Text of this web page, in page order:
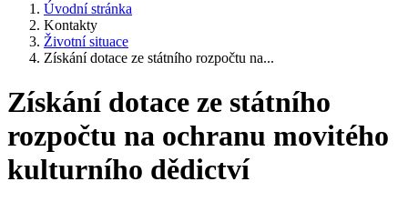
Úvodní stránka
Kontakty
Životní situace
Získání dotace ze státního rozpočtu na...
Získání dotace ze státního
rozpočtu na ochranu movitého
kulturního dědictví